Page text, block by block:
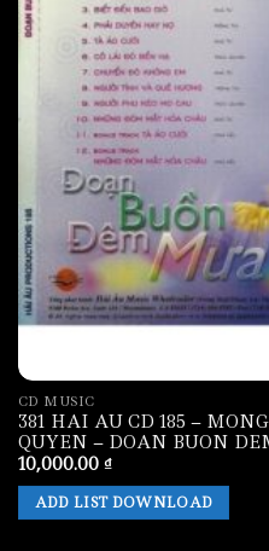
CD MUSIC
381 HAI AU CD 185 –
QUYEN – DOAN BUON
10,000.00 ₫
ADD LIST DOWNLOAD